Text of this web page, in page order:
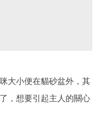
大小便在貓砂盆外，其
，想要引起主人的關心